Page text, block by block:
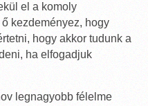
el a komoly
kezdeményez, hogy
hogy akkor tudunk a
ha elfogadjuk
legnagyobb félelme